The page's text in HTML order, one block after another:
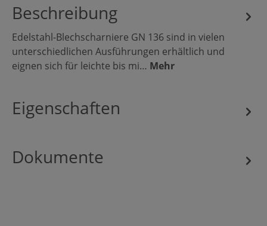
Beschreibung
Edelstahl-Blechscharniere GN 136 sind in vielen
unterschiedlichen Ausführungen erhältlich und
eignen sich für leichte bis mi… Mehr
Eigenschaften
Dokumente